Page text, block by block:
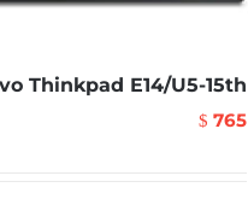
Thinkpad E14/U5-15th
$ 765